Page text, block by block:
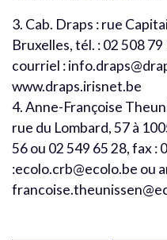
3. Cab. Draps : rue
Bruxelles, tél. : 02 508
courriel :
www.draps.irisnet.be
4. Anne-Françoise
rue du Lombard, 57 à
56 ou 02 549 65 28, fax :
:ecolo.crb@ecolo.be ou